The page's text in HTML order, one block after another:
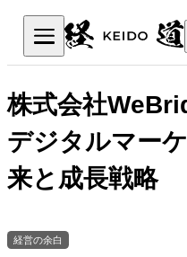
索:
株式会社
デジタルマー
来と成長戦略
経営の余白